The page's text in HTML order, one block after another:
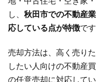
し、 秋田市での不動産
応している点が特徴です
売却方法は、高く売り
したい人向けの不動産
の任意売却に対応して